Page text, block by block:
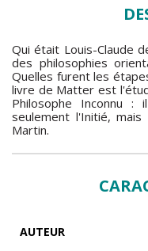
Qui était Louis-Claude
des philosophies
Quelles furent les
livre de Matter est
Philosophe Inconnu
seulement l'Initié,
Martin.
AUTEUR